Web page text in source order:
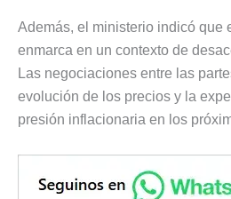
Además, el ministerio indicó que
enmarca en un contexto de
Las negociaciones entre las
evolución de los precios y la
presión inflacionaria en los